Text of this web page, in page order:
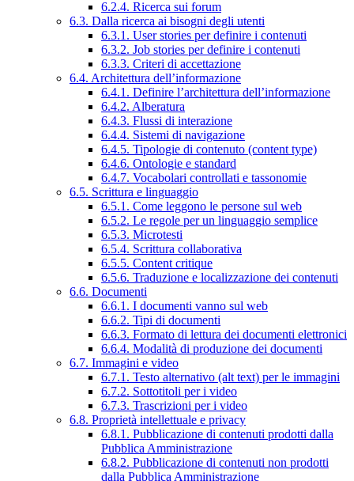
6.2.4. Ricerca sui forum
6.3. Dalla ricerca ai bisogni degli utenti
6.3.1. User stories per definire i contenuti
6.3.2. Job stories per definire i contenuti
6.3.3. Criteri di accettazione
6.4. Architettura dell’informazione
6.4.1. Definire l’architettura dell’informazione
6.4.2. Alberatura
6.4.3. Flussi di interazione
6.4.4. Sistemi di navigazione
6.4.5. Tipologie di contenuto (content type)
6.4.6. Ontologie e standard
6.4.7. Vocabolari controllati e tassonomie
6.5. Scrittura e linguaggio
6.5.1. Come leggono le persone sul web
6.5.2. Le regole per un linguaggio semplice
6.5.3. Microtesti
6.5.4. Scrittura collaborativa
6.5.5. Content critique
6.5.6. Traduzione e localizzazione dei contenuti
6.6. Documenti
6.6.1. I documenti vanno sul web
6.6.2. Tipi di documenti
6.6.3. Formato di lettura dei documenti elettronici
6.6.4. Modalità di produzione dei documenti
6.7. Immagini e video
6.7.1. Testo alternativo (alt text) per le immagini
6.7.2. Sottotitoli per i video
6.7.3. Trascrizioni per i video
6.8. Proprietà intellettuale e privacy
6.8.1. Pubblicazione di contenuti prodotti dalla
Pubblica Amministrazione
6.8.2. Pubblicazione di contenuti non prodotti
dalla Pubblica Amministrazione